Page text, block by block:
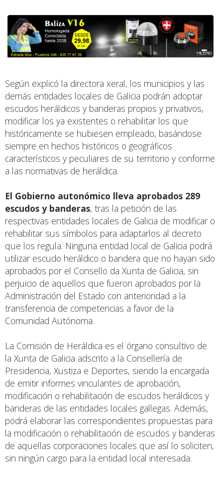
Según explicó la directora xeral, los municipios y las
demás entidades locales de Galicia podrán adoptar
escudos heráldicos y banderas propios y privativos,
modificar los ya existentes o rehabilitar los que
históricamente se hubiesen empleado, basándose
siempre en hechos históricos o geográficos
característicos y peculiares de su territorio y conforme
a las normativas de heráldica.
El Gobierno autonómico lleva aprobados 289
escudos y banderas, tras la petición de las
respectivas entidades locales de Galicia de modificar o
rehabilitar sus símbolos para adaptarlos al decreto
que los regula. Ninguna entidad local de Galicia podrá
utilizar escudo heráldico o bandera que no hayan sido
aprobados por el Consello da Xunta de Galicia, sin
perjuicio de aquellos que fueron aprobados por la
Administración del Estado con anterioridad a la
transferencia de competencias a favor de la
Comunidad Autónoma.
La Comisión de Heráldica es el órgano consultivo de
la Xunta de Galicia adscrito a la Consellería de
Presidencia, Xustiza e Deportes, siendo la encargada
de emitir informes vinculantes de aprobación,
modificación o rehabilitación de escudos heráldicos y
banderas de las entidades locales gallegas. Además,
podrá elaborar las correspondientes propuestas para
la modificación o rehabilitación de escudos y banderas
de aquellas corporaciones locales que así lo soliciten,
sin ningún cargo para la entidad local interesada.